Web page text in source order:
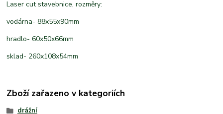
Laser cut stavebnice, rozměry:
vodárna- 88x55x90mm
hradlo- 60x50x66mm
sklad- 260x108x54mm
Zboží zařazeno v kategoriích
drážní